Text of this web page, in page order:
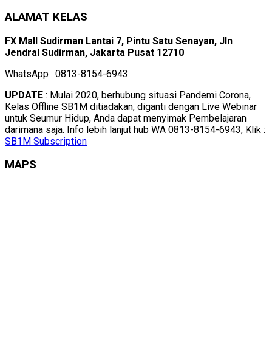
ALAMAT KELAS
FX Mall Sudirman Lantai 7, Pintu Satu Senayan, Jln
Jendral Sudirman, Jakarta Pusat 12710
WhatsApp : 0813-8154-6943
UPDATE : Mulai 2020, berhubung situasi Pandemi Corona,
Kelas Offline SB1M ditiadakan, diganti dengan Live Webinar
untuk Seumur Hidup, Anda dapat menyimak Pembelajaran
darimana saja. Info lebih lanjut hub WA 0813-8154-6943, Klik :
SB1M Subscription
MAPS